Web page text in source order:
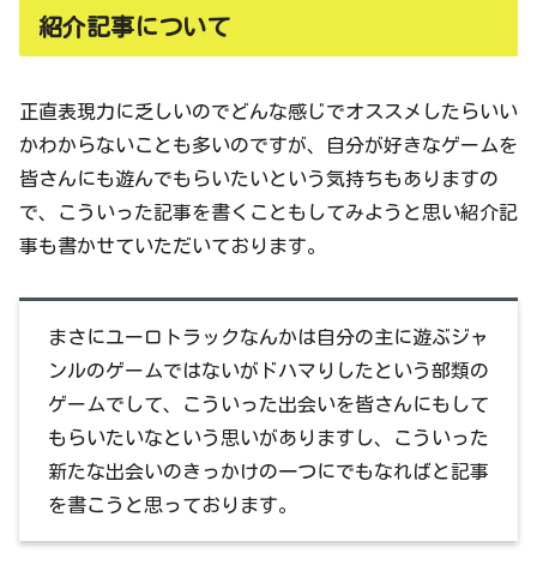
紹介記事について
正直表現力に乏しいのでどんな感じでオススメしたらいい
かわからないことも多いのですが、自分が好きなゲームを
皆さんにも遊んでもらいたいという気持ちもありますの
で、こういった記事を書くこともしてみようと思い紹介記
事も書かせていただいております。
まさにユーロトラックなんかは自分の主に遊ぶジャ
ンルのゲームではないがドハマりしたという部類の
ゲームでして、こういった出会いを皆さんにもして
もらいたいなという思いがありますし、こういった
新たな出会いのきっかけの一つにでもなればと記事
を書こうと思っております。